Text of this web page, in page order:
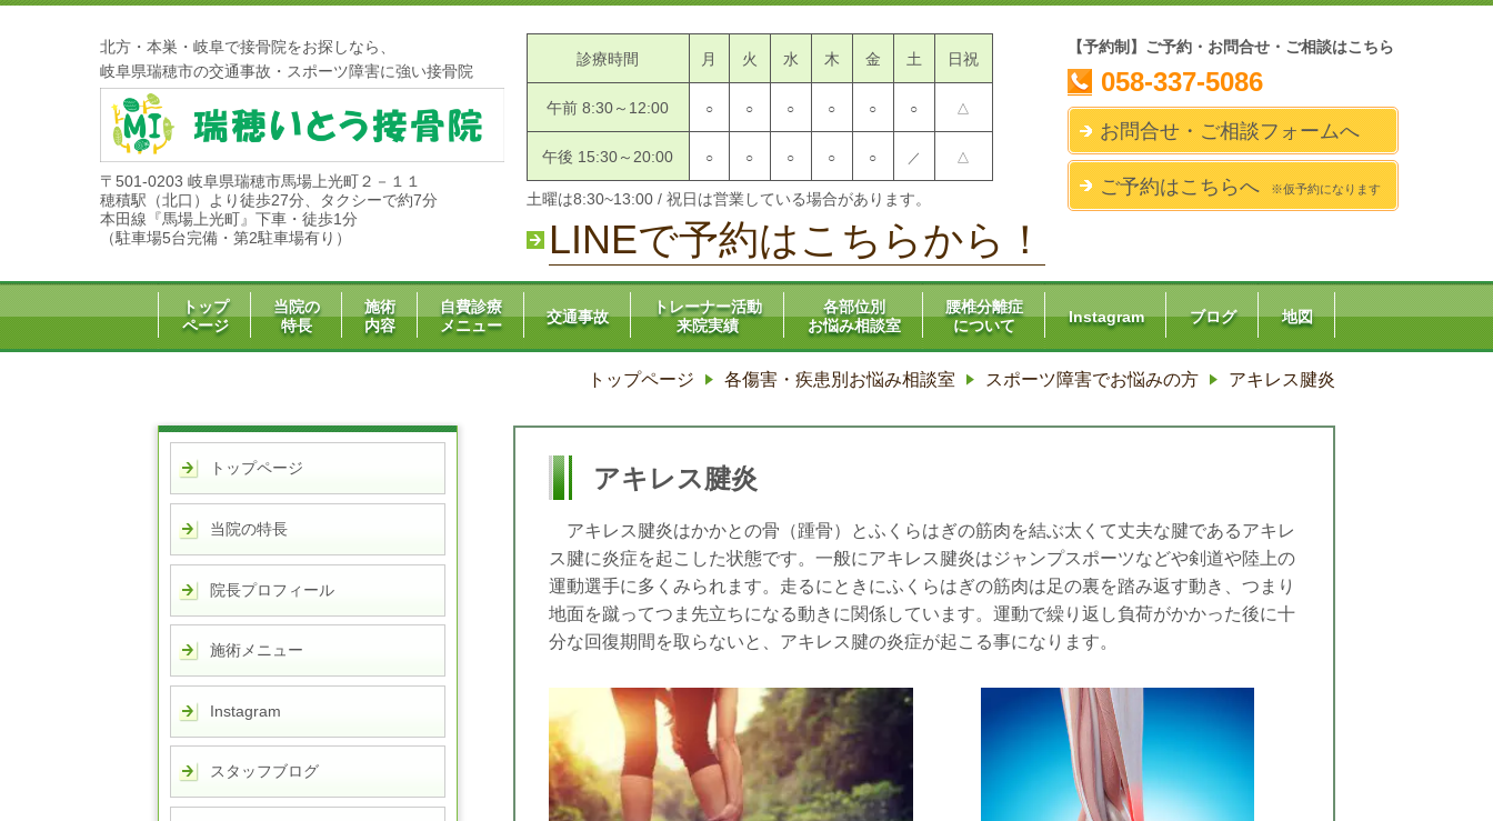
北方・本巣・岐阜で接骨院をお探しなら、
岐阜県瑞穂市の交通事故・スポーツ障害に強い接骨院
〒501-0203 岐阜県瑞穂市馬場上光町２－１１
穂積駅（北口）より徒歩27分、タクシーで約7分
本田線『馬場上光町』下車・徒歩1分
（駐車場5台完備・第2駐車場有り）
診療時間 月 火 水 木 金 土 日祝
午前 8:30～12:00 ○ ○ ○ ○ ○ ○ △
午後 15:30～20:00 ○ ○ ○ ○ ○ ／ △
土曜は8:30~13:00 / 祝日は営業している場合があります。
LINEで予約はこちらから！
【予約制】ご予約・お問合せ・ご相談はこちら
058-337-5086
お問合せ・ご相談フォームへ
ご予約はこちらへ※仮予約になります
トップ
ページ
当院の
特長
施術
内容
自費診療
メニュー
交通事故
トレーナー活動
来院実績
各部位別
お悩み相談室
腰椎分離症
について
Instagram ブログ 地図
トップページ 各傷害・疾患別お悩み相談室 スポーツ障害でお悩みの方 アキレス腱炎
アキレス腱炎
アキレス腱炎はかかとの骨（踵骨）とふくらはぎの筋肉を結ぶ太くて丈夫な腱であるアキレ
ス腱に炎症を起こした状態です。一般にアキレス腱炎はジャンプスポーツなどや剣道や陸上の
運動選手に多くみられます。走るにときにふくらはぎの筋肉は足の裏を踏み返す動き、つまり
地面を蹴ってつま先立ちになる動きに関係しています。運動で繰り返し負荷がかかった後に十
分な回復期間を取らないと、アキレス腱の炎症が起こる事になります。
トップページ
当院の特長
院長プロフィール
施術メニュー
Instagram
スタッフブログ